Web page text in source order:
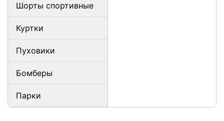
Шорты спортивные
Куртки
Пуховики
Бомберы
Парки